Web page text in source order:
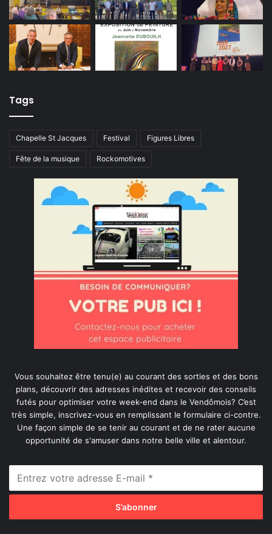
Tags
Chapelle St Jacques Festival Figures Libres
Fête de la musique Rockomotives
Vous souhaitez être tenu(e) au courant des sorties et des bons
plans, découvrir des adresses inédites et recevoir des conseils
futés pour optimiser votre week-end dans le Vendômois? C’est
très simple, inscrivez-vous en remplissant le formulaire ci-contre.
Une façon simple de se tenir au courant et de ne rater aucune
opportunité de s'amuser dans notre belle ville et alentour.